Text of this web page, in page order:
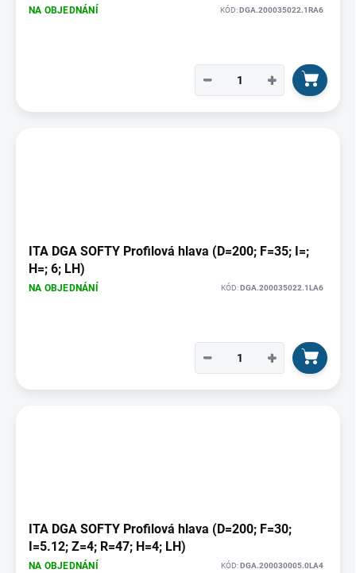
NA OBJEDNÁNÍ KÓD:DGA.200035022.1RA6
+
−
ITA DGA SOFTY Profilová hlava (D=200; F=35; I=;
H=; 6; LH)
NA OBJEDNÁNÍ KÓD:DGA.200035022.1LA6
+
−
ITA DGA SOFTY Profilová hlava (D=200; F=30;
I=5.12; Z=4; R=47; H=4; LH)
NA OBJEDNÁNÍ KÓD:DGA.200030005.0LA4